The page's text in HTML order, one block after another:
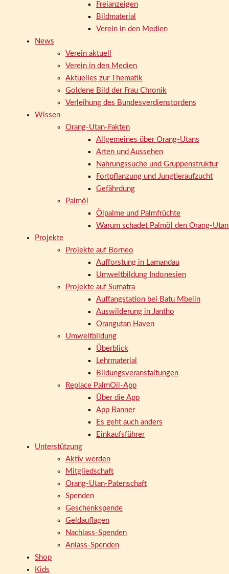
Freianzeigen
Bildmaterial
Verein in den Medien
News
Verein aktuell
Verein in den Medien
Aktuelles zur Thematik
Goldene Bild der Frau Chronik
Verleihung des Bundesverdienstordens
Wissen
Orang-Utan-Fakten
Allgemeines über Orang-Utans
Arten und Aussehen
Nahrungssuche und Gruppenstruktur
Fortpflanzung und Jungtieraufzucht
Gefährdung
Palmöl
Ölpalme und Palmfrüchte
Warum schadet Palmöl den Orang-
Projekte
Projekte auf Borneo
Aufforstung in Lamandau
Umweltbildung Indonesien
Projekte auf Sumatra
Auffangstation bei Batu Mbelin
Auswilderung in Jantho
Orangutan Haven
Umweltbildung
Überblick
Lehrmaterial
Bildungsveranstaltungen
Replace PalmOil-App
Über die App
App Banner
Es geht auch anders
Einkaufsführer
Unterstützung
Aktiv werden
Mitgliedschaft
Orang-Utan-Patenschaft
Spenden
Geschenkspende
Geldauflagen
Nachlass-Spenden
Anlass-Spenden
Shop
Kids